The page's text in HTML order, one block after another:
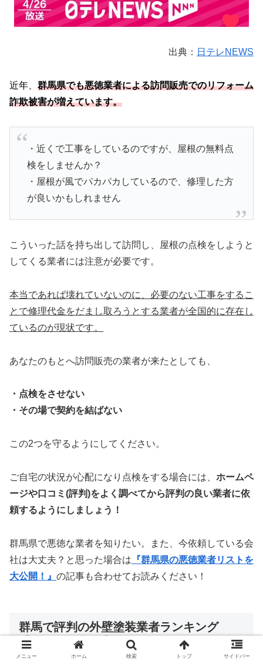
出典： 日テレNEWS
近年、 群馬県でも悪徳業者による訪問販売でのリフォーム
詐欺被害が増えています。
・近くで工事をしているのですが、屋根の無料点
検をしませんか？
・屋根が風でパカパカしているので、修理した方
が良いかもしれません
こういった話を持ち出して訪問し、屋根の点検をしようと
してくる業者には注意が必要です。
本当であれば壊れていないのに、必要のない工事をするこ
とで修理代金をだまし取ろうとする業者が全国的に存在し
ているのが現状です。
あなたのもとへ訪問販売の業者が来たとしても、
・点検をさせない
・その場で契約を結ばない
この2つを守るようにしてください。
ご自宅の状況が心配になり点検をする場合には、 ホームペ
ージや口コミ(評判)をよく調べてから評判の良い業者に依
頼するようにしましょう！
群馬県で悪徳な業者を知りたい。また、今依頼している会
社は大丈夫？と思った場合は 『群馬県の悪徳業者リストを
大公開！』 の記事も合わせてお読みください！
群馬で評判の外壁塗装業者ランキング
【2026年最新版】
メニュー ホーム 検索 トップ サイドバー